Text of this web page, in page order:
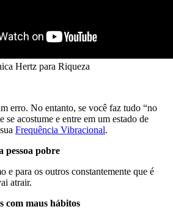
Hertz para Riqueza
erro. No entanto, se você faz tudo “no
se acostume e entre em um estado de
Frequência Vibracional.
pessoa pobre
e para os outros constantemente que é
atrair.
com maus hábitos